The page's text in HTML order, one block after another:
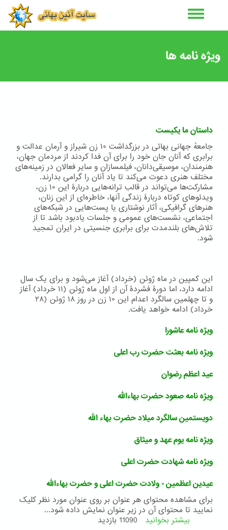
ویژه نامه ها
داستان ما یکیست
جامعهٔ جهانی بهائی در بزرگداشت ١٠ زن شیراز و آرمان عدالت و
برابری که آنان جان خود را برای آن فدا کردند از مردمان جهان،
هنرمندان، موسیقی‌دانان، فیلمسازان و سایر فعالان در زمینه‌های
مختلف هنری دعوت می‌کند تا یاد آنان را گرامی بدارند.
مشارکت‌ها می‌تواند در قالب ترانه‌هایی دربارۀ این ۱۰ زن،
ویدئوهای کوتاه دربارۀ زندگی آنها، خاطره‌ای از این زنان،
هنرهای گرافیکی، آثار نوشتاری یا پست‌هایی در شبکه‌های
اجتماعی، نشست‌های عمومی و جلسات یادبود باشد تا از
تلاش‌های بلندمدت برای برابری جنسیتی در ایران تمجید
شود.
این کمپین در ماه ژوئن (خرداد) آغاز می‌شود و برای یک سال
ادامه دارد، اما دورۀ فشردۀ آن از اول ماه ژوئن (١١ خرداد) آغاز
و تا چهلمین سالگرد اعدام این ۱۰ زن در روز ۱۸ ژوئن (٢٨
خرداد) ادامه خواهد یافت.
ویژه نامه عاشورا
ویژه نامه بعثت حضرت رب اعلی
عید اعظم رضوان
ویژه نامه صعود حضرت بهاءالله
دویستمین سالگرد میلاد حضرت بهاء الله
ویژه نامه یوم عهد و میثاق
ویژه نامه شهادت حضرت اعلی
عیدین اعظمین - ولادت حضرت اعلی و حضرت بهاءالله
برای مشاهده محتوای هر عنوان بر روی عنوان مورد نظر کلیک
نمایید تا محتوای آن در زیر عنوان نمایش داده شود...
بیشتر بخوانید درباره
11090 بازدید